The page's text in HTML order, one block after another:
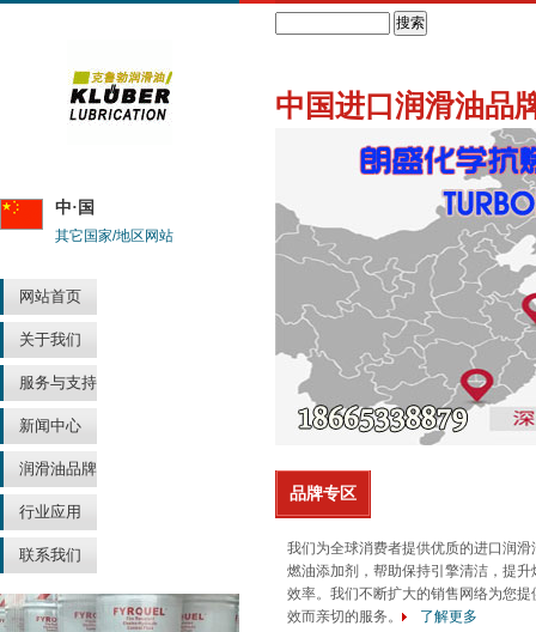
中·国
其它国家/地区网站
网站首页
关于我们
服务与支持
新闻中心
润滑油品牌
行业应用
联系我们
中国进口润滑油品
品牌专区
我们为全球消费者提供优质的进口润滑
燃油添加剂，帮助保持引擎清洁，提升
效率。我们不断扩大的销售网络为您提
效而亲切的服务。
了解更多